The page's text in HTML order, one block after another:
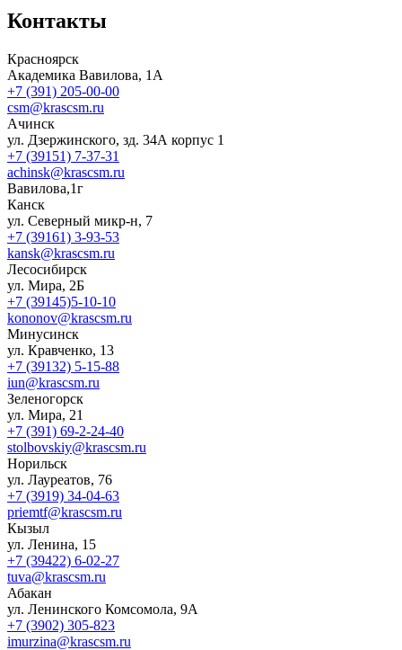
Контакты
Красноярск
Академика Вавилова, 1А
+7 (391) 205-00-00
csm@krascsm.ru
Ачинск
ул. Дзержинского, зд. 34А корпус 1
+7 (39151) 7-37-31
achinsk@krascsm.ru
Вавилова,1г
Канск
ул. Северный микр-н, 7
+7 (39161) 3-93-53
kansk@krascsm.ru
Лесосибирск
ул. Мира, 2Б
+7 (39145)5-10-10
kononov@krascsm.ru
Минусинск
ул. Кравченко, 13
+7 (39132) 5-15-88
iun@krascsm.ru
Зеленогорск
ул. Мира, 21
+7 (391) 69-2-24-40
stolbovskiy@krascsm.ru
Норильск
ул. Лауреатов, 76
+7 (3919) 34-04-63
priemtf@krascsm.ru
Кызыл
ул. Ленина, 15
+7 (39422) 6-02-27
tuva@krascsm.ru
Абакан
ул. Ленинского Комсомола, 9А
+7 (3902) 305-823
imurzina@krascsm.ru